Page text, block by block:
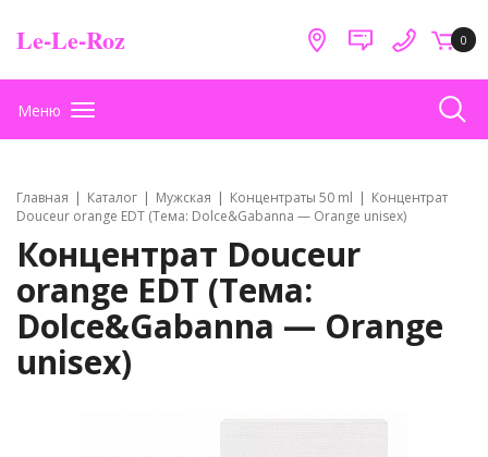
Le-Le-Roz 0
Меню
Главная Каталог Мужская Концентраты 50 ml
Концентрат
Douceur orange EDT (Тема: Dоlсе&Gabanna — Orange unisex)
Концентрат Douceur
orange EDT (Тема:
Dоlсе&Gabanna — Orange
unisex)